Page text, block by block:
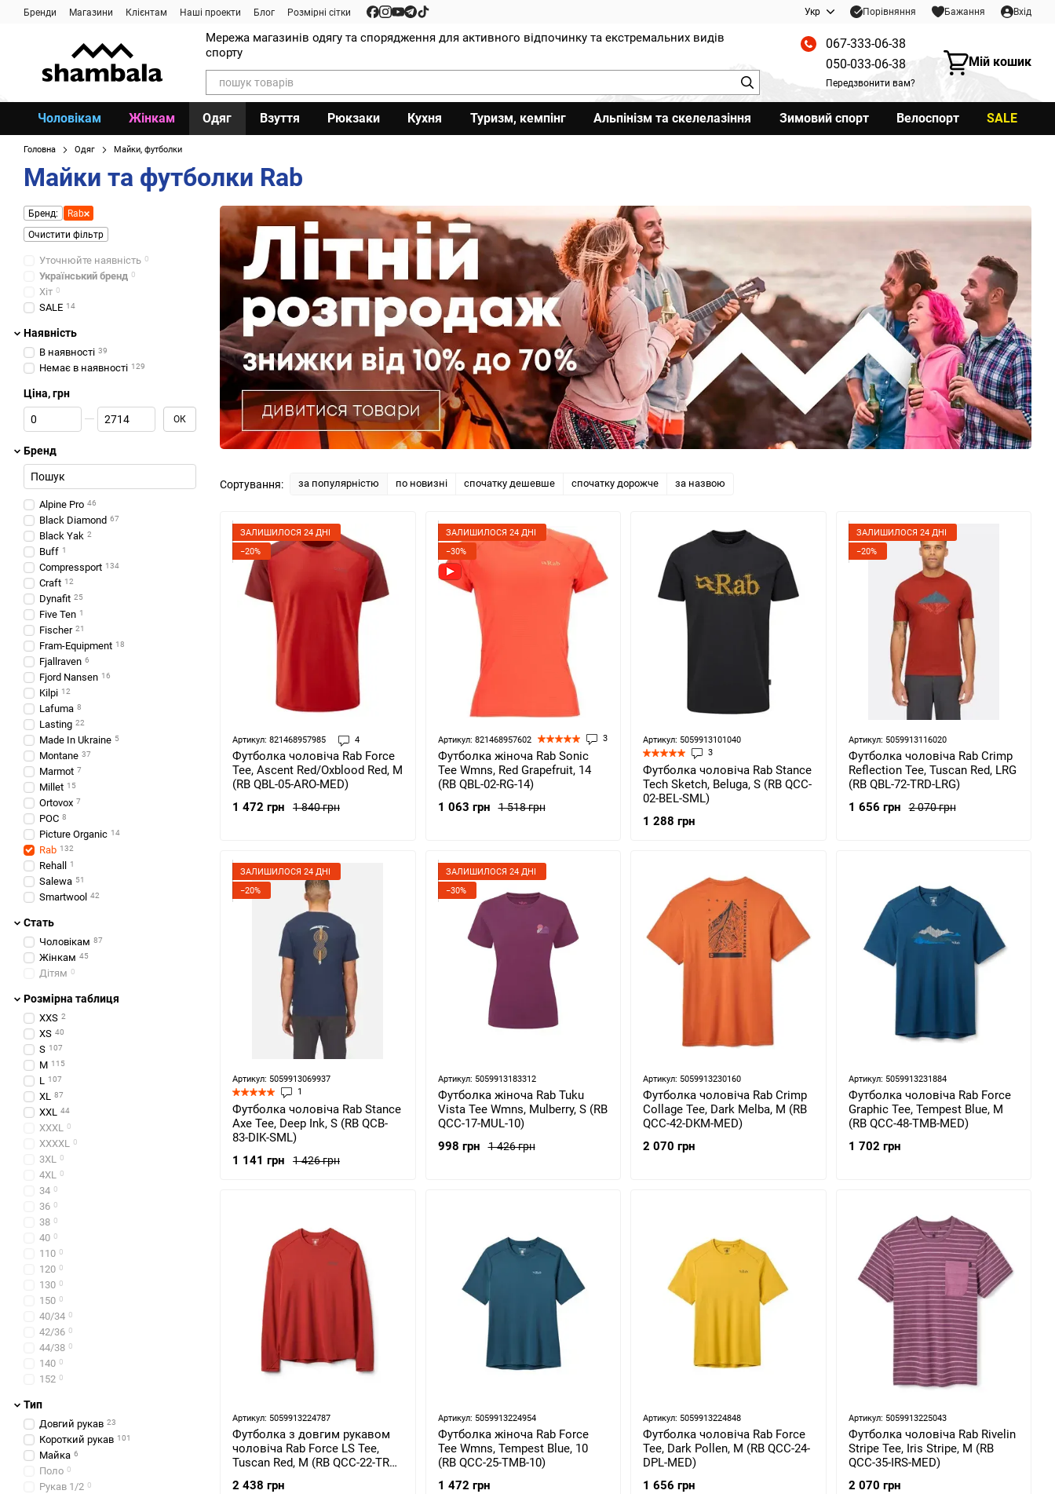
Перейти до основного контенту
Бренди Магазини Клієнтам Наші проекти Блог Розмірні сітки Укр Порівняння Бажання Вхід
Мережа магазинів одягу та спорядження для активного відпочинку та екстремальних видів
спорту
067-333-06-38
050-033-06-38
Передзвонити вам?
Мій кошик
Чоловікам Жінкам Одяг Взуття Рюкзаки Кухня Туризм, кемпінг Альпінізм та скелелазіння Зимовий спорт Велоспорт SALE
Головна Одяг Майки, футболки
Майки та футболки Rab
Сортування: за популярністю по новизні спочатку дешевше спочатку дорожче за назвою
ЗАЛИШИЛОСЯ 24 ДНІ
−20%
Артикул: 821468957985 4
Футболка чоловіча Rab Force
Tee, Ascent Red/Oxblood Red, M
(RB QBL-05-ARO-MED)
1 840 грн
1 472 грн
ЗАЛИШИЛОСЯ 24 ДНІ
−30%
Артикул: 821468957602 3
Футболка жіноча Rab Sonic
Tee Wmns, Red Grapefruit, 14
(RB QBL-02-RG-14)
1 518 грн
1 063 грн
Артикул: 5059913101040
3
Футболка чоловіча Rab Stance
Tech Sketch, Beluga, S (RB QCC-
02-BEL-SML)
1 288 грн
ЗАЛИШИЛОСЯ 24 ДНІ
−20%
Артикул: 5059913116020
Футболка чоловіча Rab Crimp
Reflection Tee, Tuscan Red, LRG
(RB QBL-72-TRD-LRG)
2 070 грн
1 656 грн
ЗАЛИШИЛОСЯ 24 ДНІ
−20%
Артикул: 5059913069937
1
Футболка чоловіча Rab Stance
Axe Tee, Deep Ink, S (RB QCB-
83-DIK-SML)
1 426 грн
1 141 грн
ЗАЛИШИЛОСЯ 24 ДНІ
−30%
Артикул: 5059913183312
Футболка жіноча Rab Tuku
Vista Tee Wmns, Mulberry, S (RB
QCC-17-MUL-10)
1 426 грн
998 грн
Артикул: 5059913230160
Футболка чоловіча Rab Crimp
Collage Tee, Dark Melba, M (RB
QCC-42-DKM-MED)
2 070 грн
Артикул: 5059913231884
Футболка чоловіча Rab Force
Graphic Tee, Tempest Blue, M
(RB QCC-48-TMB-MED)
1 702 грн
Артикул: 5059913224787
Футболка з довгим рукавом
чоловіча Rab Force LS Tee,
Tuscan Red, M (RB QCC-22-TRD-
2 438 грн
Артикул: 5059913224954
Футболка жіноча Rab Force
Tee Wmns, Tempest Blue, 10
(RB QCC-25-TMB-10)
1 472 грн
Артикул: 5059913224848
Футболка чоловіча Rab Force
Tee, Dark Pollen, M (RB QCC-24-
DPL-MED)
1 656 грн
Артикул: 5059913225043
Футболка чоловіча Rab Rivelin
Stripe Tee, Iris Stripe, M (RB
QCC-35-IRS-MED)
2 070 грн
Бренд:
Rab
Очистити фільтр
Уточнюйте наявність 0
Український бренд 0
Хіт 0
SALE 14
Наявність
В наявності 39
Немає в наявності 129
Ціна, грн
Від Ціна, грн
До Ціна, грн ОК
Бренд
Alpine Pro 46
Black Diamond 67
Black Yak 2
Buff 1
Compressport 134
Craft 12
Dynafit 25
Five Ten 1
Fischer 21
Fram-Equipment 18
Fjallraven 6
Fjord Nansen 16
Kilpi 12
Lafuma 8
Lasting 22
Made In Ukraine 5
Montane 37
Marmot 7
Millet 15
Ortovox 7
POC 8
Picture Organic 14
Rab 132
Rehall 1
Salewa 51
Smartwool 42
Стать
Чоловікам 87
Жінкам 45
Дітям 0
Розмірна таблиця
XXS 2
XS 40
S 107
M 115
L 107
XL 87
XXL 44
XXXL 0
XXXXL 0
3XL 0
4XL 0
34 0
36 0
38 0
40 0
110 0
120 0
130 0
150 0
40/34 0
42/36 0
44/38 0
140 0
152 0
Тип
Довгий рукав 23
Короткий рукав 101
Майка 6
Поло 0
Рукав 1/2 0